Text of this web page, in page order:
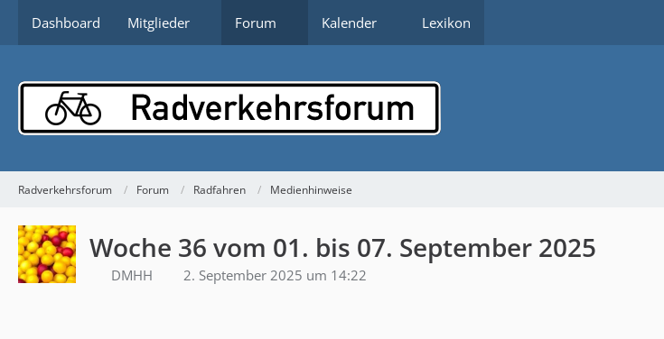
Dashboard Mitglieder Forum Kalender Lexikon
Radverkehrsforum Forum Radfahren Medienhinweise
Woche 36 vom 01. bis 07. September 2025
DMHH 2. September 2025 um 14:22